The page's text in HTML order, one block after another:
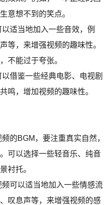
意想不到的笑点。
适当地加入一些音效，例
等，来增强视频的趣味性。
不能过于夸张。
借鉴一些经典电影、电视剧
鸣，增加视频的趣味性。
的BGM，要注重真实自然，
可以选择一些轻音乐、纯音
衬托。
可以适当地加入一些情感流
叹息声等，来增强视频的感